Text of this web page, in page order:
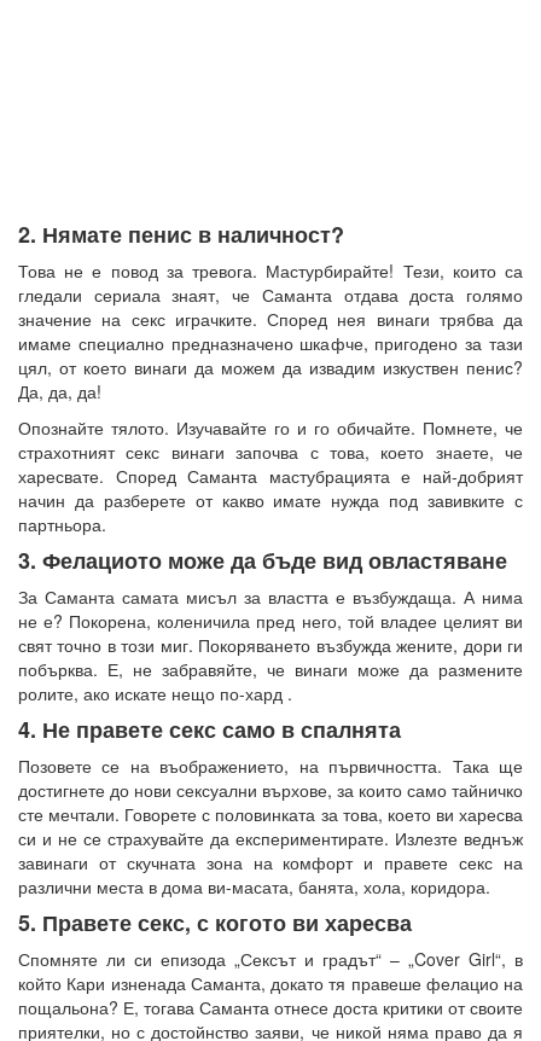
2. Нямате пенис в наличност?
Това не е повод за тревога. Мастурбирайте! Тези, които са
гледали сериала знаят, че Саманта отдава доста голямо
значение на секс играчките. Според нея винаги трябва да
имаме специално предназначено шкафче, пригодено за тази
цял, от което винаги да можем да извадим изкуствен пенис?
Да, да, да!
Опознайте тялото. Изучавайте го и го обичайте. Помнете, че
страхотният секс винаги започва с това, което знаете, че
харесвате. Според Саманта мастубрацията е най-добрият
начин да разберете от какво имате нужда под завивките с
партньора.
3. Фелациото може да бъде вид овластяване
За Саманта самата мисъл за властта е възбуждаща. А нима
не е? Покорена, коленичила пред него, той владее целият ви
свят точно в този миг. Покоряването възбужда жените, дори ги
побърква. Е, не забравяйте, че винаги може да размените
ролите, ако искате нещо по-хард .
4. Не правете секс само в спалнята
Позовете се на въображението, на първичността. Така ще
достигнете до нови сексуални върхове, за които само тайничко
сте мечтали. Говорете с половинката за това, което ви харесва
си и не се страхувайте да експериментирате. Излезте веднъж
завинаги от скучната зона на комфорт и правете секс на
различни места в дома ви-масата, банята, хола, коридора.
5. Правете секс, с когото ви харесва
Спомняте ли си епизода „Сексът и градът“ – „Cover Girl“, в
който Кари изненада Саманта, докато тя правеше фелацио на
пощальона? Е, тогава Саманта отнесе доста критики от своите
приятелки, но с достойнство заяви, че никой няма право да я